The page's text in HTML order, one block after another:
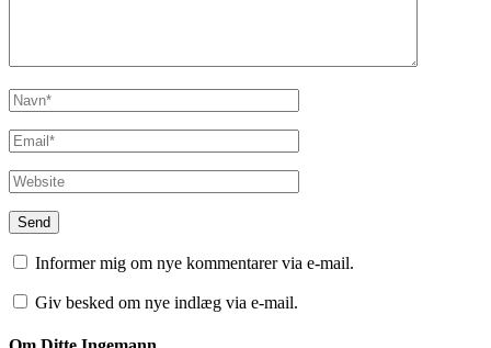
Informer mig om nye kommentarer via e-mail.
Giv besked om nye indlæg via e-mail.